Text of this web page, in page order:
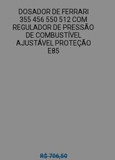
DOSADOR DE FERRARI
355 456 550 512 COM
REGULADOR DE PRESSÃO
DE COMBUSTÍVEL
AJUSTÁVEL PROTEÇÃO
E85
R$ 706,50